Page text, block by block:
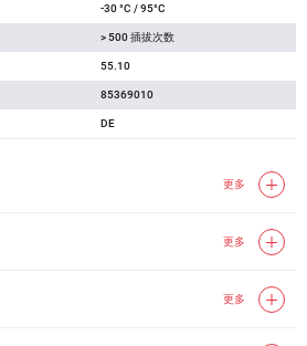
-30 °C / 95°C
> 500 插拔次数
55.10
85369010
DE
更多
更多
更多